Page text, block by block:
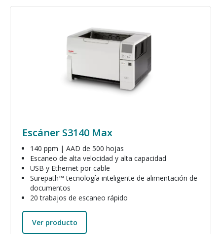
Escáner S3140 Max
140 ppm | AAD de 500 hojas
Escaneo de alta velocidad y alta capacidad
USB y Ethernet por cable
Surepath™ tecnología inteligente de alimentación de
documentos
20 trabajos de escaneo rápido
Ver producto